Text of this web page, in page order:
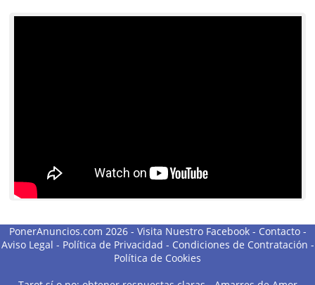
PonerAnuncios.com 2026 - Visita Nuestro Facebook- Contacto-
Aviso Legal - Política de Privacidad - Condiciones de Contratación -
Política de Cookies